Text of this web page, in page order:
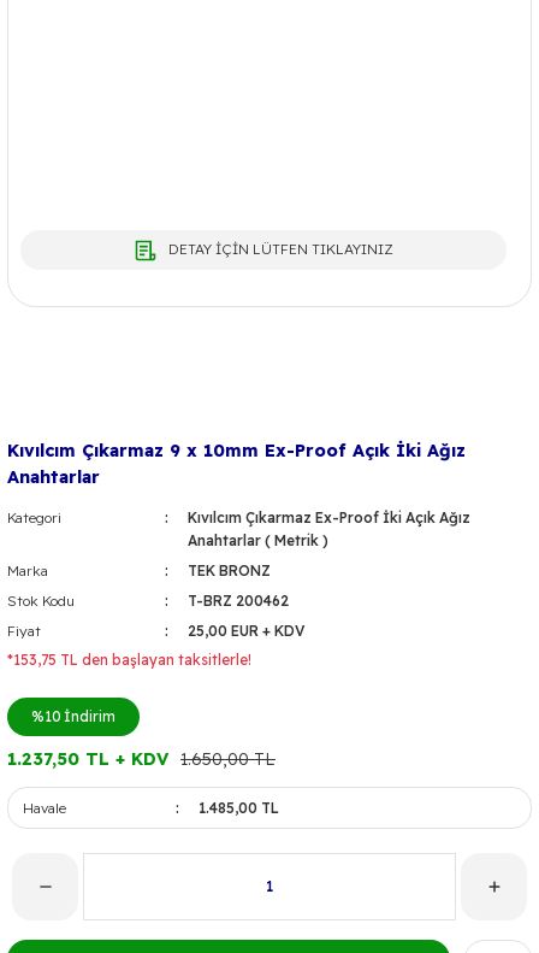
DETAY İÇİN LÜTFEN TIKLAYINIZ
Kıvılcım Çıkarmaz 9 x 10mm Ex-Proof Açık İki Ağız
Anahtarlar
Kategori
Kıvılcım Çıkarmaz Ex-Proof İki Açık Ağız
Anahtarlar ( Metrik )
Marka
TEK BRONZ
Stok Kodu
T-BRZ 200462
Fiyat
25,00 EUR + KDV
*153,75 TL den başlayan taksitlerle!
%10 İndirim
1.237,50 TL + KDV 1.650,00 TL
Havale 1.485,00 TL